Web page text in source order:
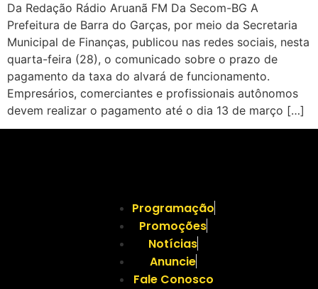
Da Redação Rádio Aruanã FM Da Secom-BG A
Prefeitura de Barra do Garças, por meio da Secretaria
Municipal de Finanças, publicou nas redes sociais, nesta
quarta-feira (28), o comunicado sobre o prazo de
pagamento da taxa do alvará de funcionamento.
Empresários, comerciantes e profissionais autônomos
devem realizar o pagamento até o dia 13 de março […]
Programação
Promoções
Notícias
Anuncie
Fale Conosco